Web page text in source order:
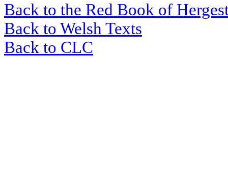
Back to the Red Book of
Back to Welsh Texts
Back to CLC